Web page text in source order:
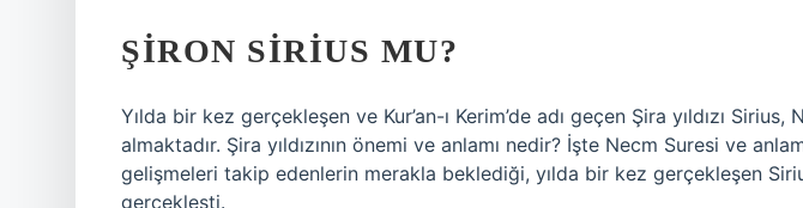
ŞIRON SIRIUS MU?
Yılda bir kez gerçekleşen ve Kur’an-ı Kerim’de adı geçen Şira yıldızı Sirius,
almaktadır. Şira yıldızının önemi ve anlamı nedir? İşte Necm Suresi ve
gelişmeleri takip edenlerin merakla beklediği, yılda bir kez gerçekleşen
gerçekleşti.